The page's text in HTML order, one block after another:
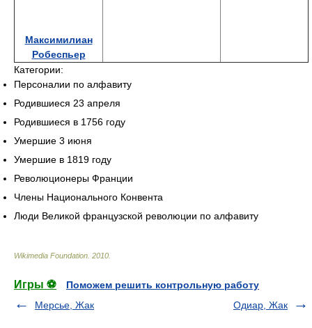
Категории:
Персоналии по алфавиту
Родившиеся 23 апреля
Родившиеся в 1756 году
Умершие 3 июня
Умершие в 1819 году
Революционеры Франции
Члены Национального Конвента
Люди Великой французской революции по алфавиту
Мерсье, Жак
Одиар, Жак